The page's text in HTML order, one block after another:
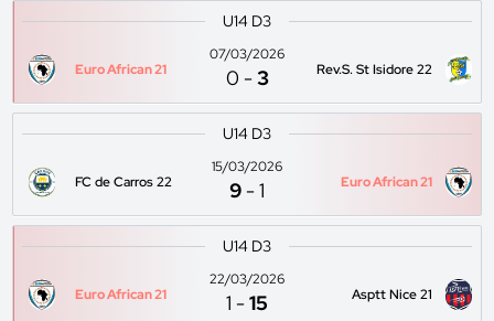
U14 D3
Euro African 21
07/03/2026
0 -3 Rev.S. St Isidore 22
U14 D3
FC de Carros 22
15/03/2026
9 -1 Euro African 21
U14 D3
Euro African 21
22/03/2026
1 -15 Asptt Nice 21